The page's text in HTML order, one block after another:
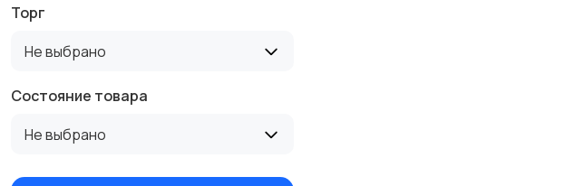
Торг
Не выбрано
Состояние товара
Не выбрано